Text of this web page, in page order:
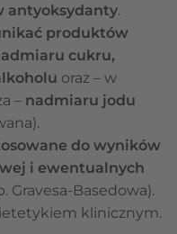
antyoksydanty.
produktów
cukru,
oraz – w
– nadmiaru jodu
do wyników
i ewentualnych
Gravesa-Basedowa).
klinicznym.